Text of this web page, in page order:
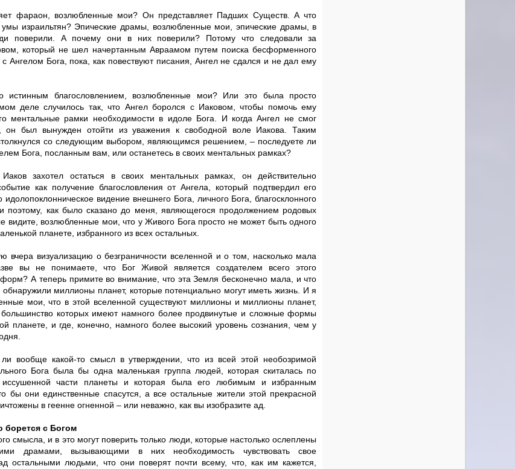
фараон, возлюбленные мои? Он представляет Падших Существ. А что
израильтян? Эпические драмы, возлюбленные мои, эпические драмы, в
поверили. А почему они в них поверили? Потому что следовали за
который не шел начертанным Авраамом путем поиска бесформенного
Ангелом Бога, пока, как повествуют писания, Ангел не сдался и не дал ему
благословлением, возлюбленные мои? Или это была просто
деле случилось так, что Ангел боролся с Иаковом, чтобы помочь ему
ментальные рамки необходимости в идоле Бога. И когда Ангел не смог
он был вынужден отойти из уважения к свободной воле Иакова. Таким
со следующим выбором, являющимся решением, – последуете ли
Бога, посланным вам, или останетесь в своих ментальных рамках?
Иаков захотел остаться в своих ментальных рамках, он действительно
как получение благословления от Ангела, который подтвердил его
идолопоклонническое видение внешнего Бога, личного Бога, благосклонного
поэтому, как было сказано до меня, являющегося продолжением родовых
видите, возлюбленные мои, что у Живого Бога просто не может быть одного
планете, избранного из всех остальных.
вчера визуализацию о безграничности вселенной и о том, насколько мала
вы не понимаете, что Бог Живой является создателем всего этого
А теперь примите во внимание, что эта Земля бесконечно мала, и что
миллионы планет, которые потенциально могут иметь жизнь. И я
мои, что в этой вселенной существуют миллионы и миллионы планет,
которых имеют намного более продвинутые и сложные формы
планете, и где, конечно, намного более высокий уровень сознания, чем у
вообще какой-то смысл в утверждении, что из всей этой необозримой
Бога была бы одна маленькая группа людей, которая скиталась по
иссушенной части планеты и которая была его любимым и избранным
бы они единственные спасутся, а все остальные жители этой прекрасной
в геенне огненной – или неважно, как вы изобразите ад.
борется с Богом
смысла, и в это могут поверить только люди, которые настолько ослеплены
драмами, вызывающими в них необходимость чувствовать свое
остальными людьми, что они поверят почти всему, что, как им кажется,